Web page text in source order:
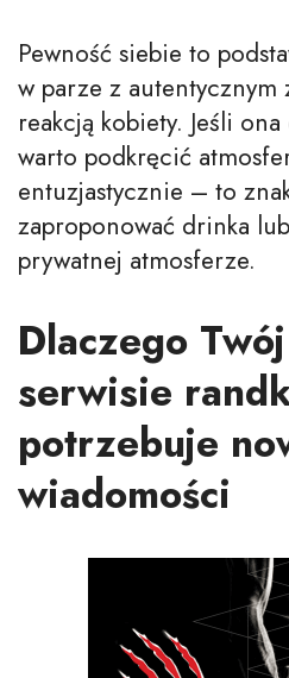
Pewność siebie to
w parze z autentycznym
reakcją kobiety. Jeśli
warto podkręcić
entuzjastycznie – to
zaproponować drinka
prywatnej atmosferze.
Dlaczego
serwisie
potrzebuje
wiadomości